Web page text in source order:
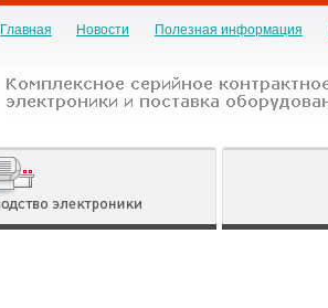
Главная Новости Полезная информация